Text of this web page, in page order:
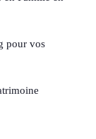
pour vos